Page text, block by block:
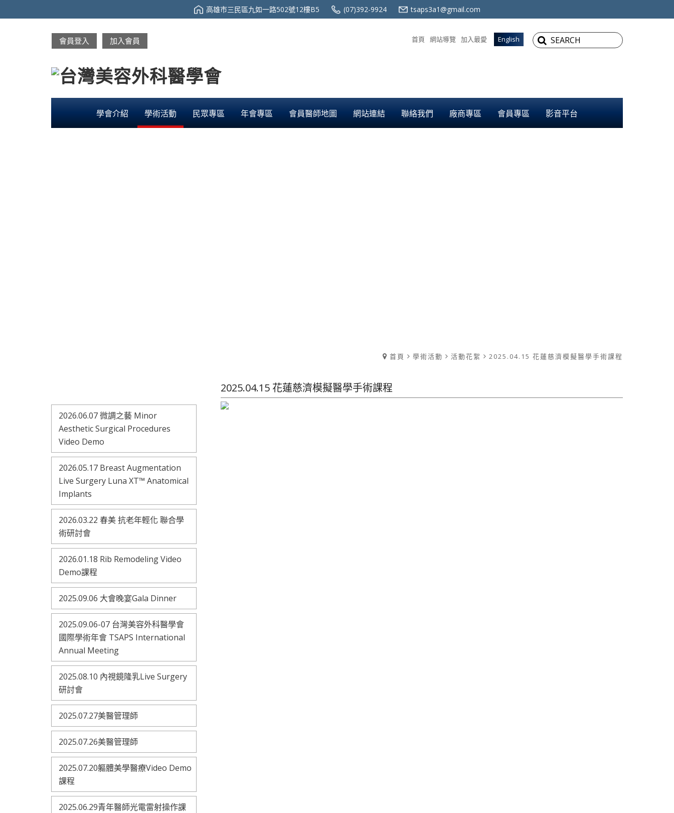
高雄市三民區九如一路502號12樓B5 (07)392-9924 tsaps3a1@gmail.com
首頁 網站導覽 加入最愛 English
會員登入 加入會員
學會介紹 學術活動 民眾專區 年會專區 會員醫師地圖 網站連結 聯絡我們 廠商專區 會員專區 影音平台
首頁 學術活動 活動花絮 2025.04.15 花蓮慈濟模擬醫學手術課程
2026.06.07 微調之藝 Minor
Aesthetic Surgical Procedures
Video Demo
2026.05.17 Breast Augmentation
Live Surgery Luna XT™ Anatomical
Implants
2026.03.22 春美 抗老年輕化 聯合學
術研討會
2026.01.18 Rib Remodeling Video
Demo課程
2025.09.06 大會晚宴Gala Dinner
2025.09.06-07 台灣美容外科醫學會
國際學術年會 TSAPS International
Annual Meeting
2025.08.10 內視鏡隆乳Live Surgery
研討會
2025.07.27美醫管理師
2025.07.26美醫管理師
2025.07.20軀體美學醫療Video Demo
課程
2025.06.29青年醫師光電雷射操作課
2025.04.15 花蓮慈濟模擬醫學手術課程